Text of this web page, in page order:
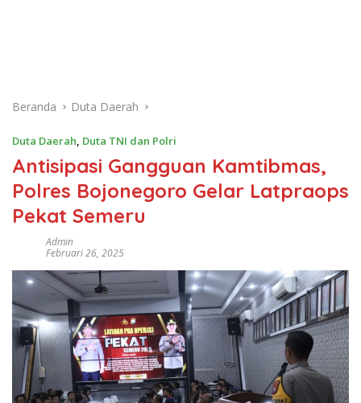
Beranda Duta Daerah
Duta Daerah, Duta TNI dan Polri
Antisipasi Gangguan Kamtibmas,
Polres Bojonegoro Gelar Latpraops
Pekat Semeru
Admin
Februari 26, 2025